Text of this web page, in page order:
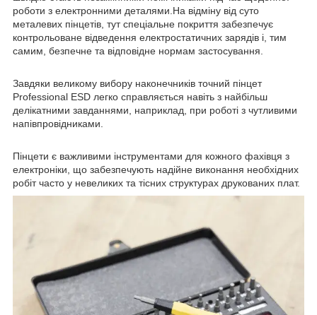
роботи з електронними деталями.На відміну від суто
металевих пінцетів, тут спеціальне покриття забезпечує
контрольоване відведення електростатичних зарядів і, тим
самим, безпечне та відповідне нормам застосування.
Завдяки великому вибору наконечників точний пінцет
Professional ESD легко справляється навіть з найбільш
делікатними завданнями, наприклад, при роботі з чутливими
напівпровідниками.
Пінцети є важливими інструментами для кожного фахівця з
електроніки, що забезпечують надійне виконання необхідних
робіт часто у невеликих та тісних структурах друкованих плат.